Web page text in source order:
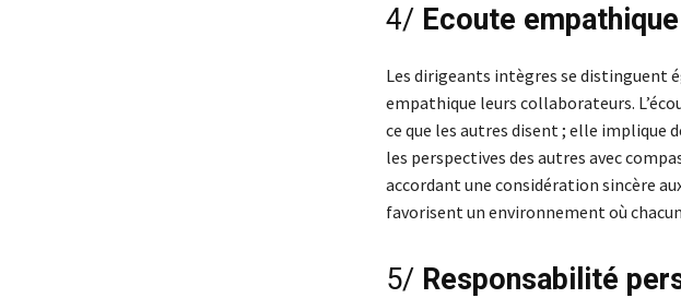
4/ Ecoute empathique
Les dirigeants intègres se distinguent
empathique leurs collaborateurs.
ce que les autres disent ; elle implique
les perspectives des autres avec
accordant une considération sincère
favorisent un environnement où
5/ Responsabilité